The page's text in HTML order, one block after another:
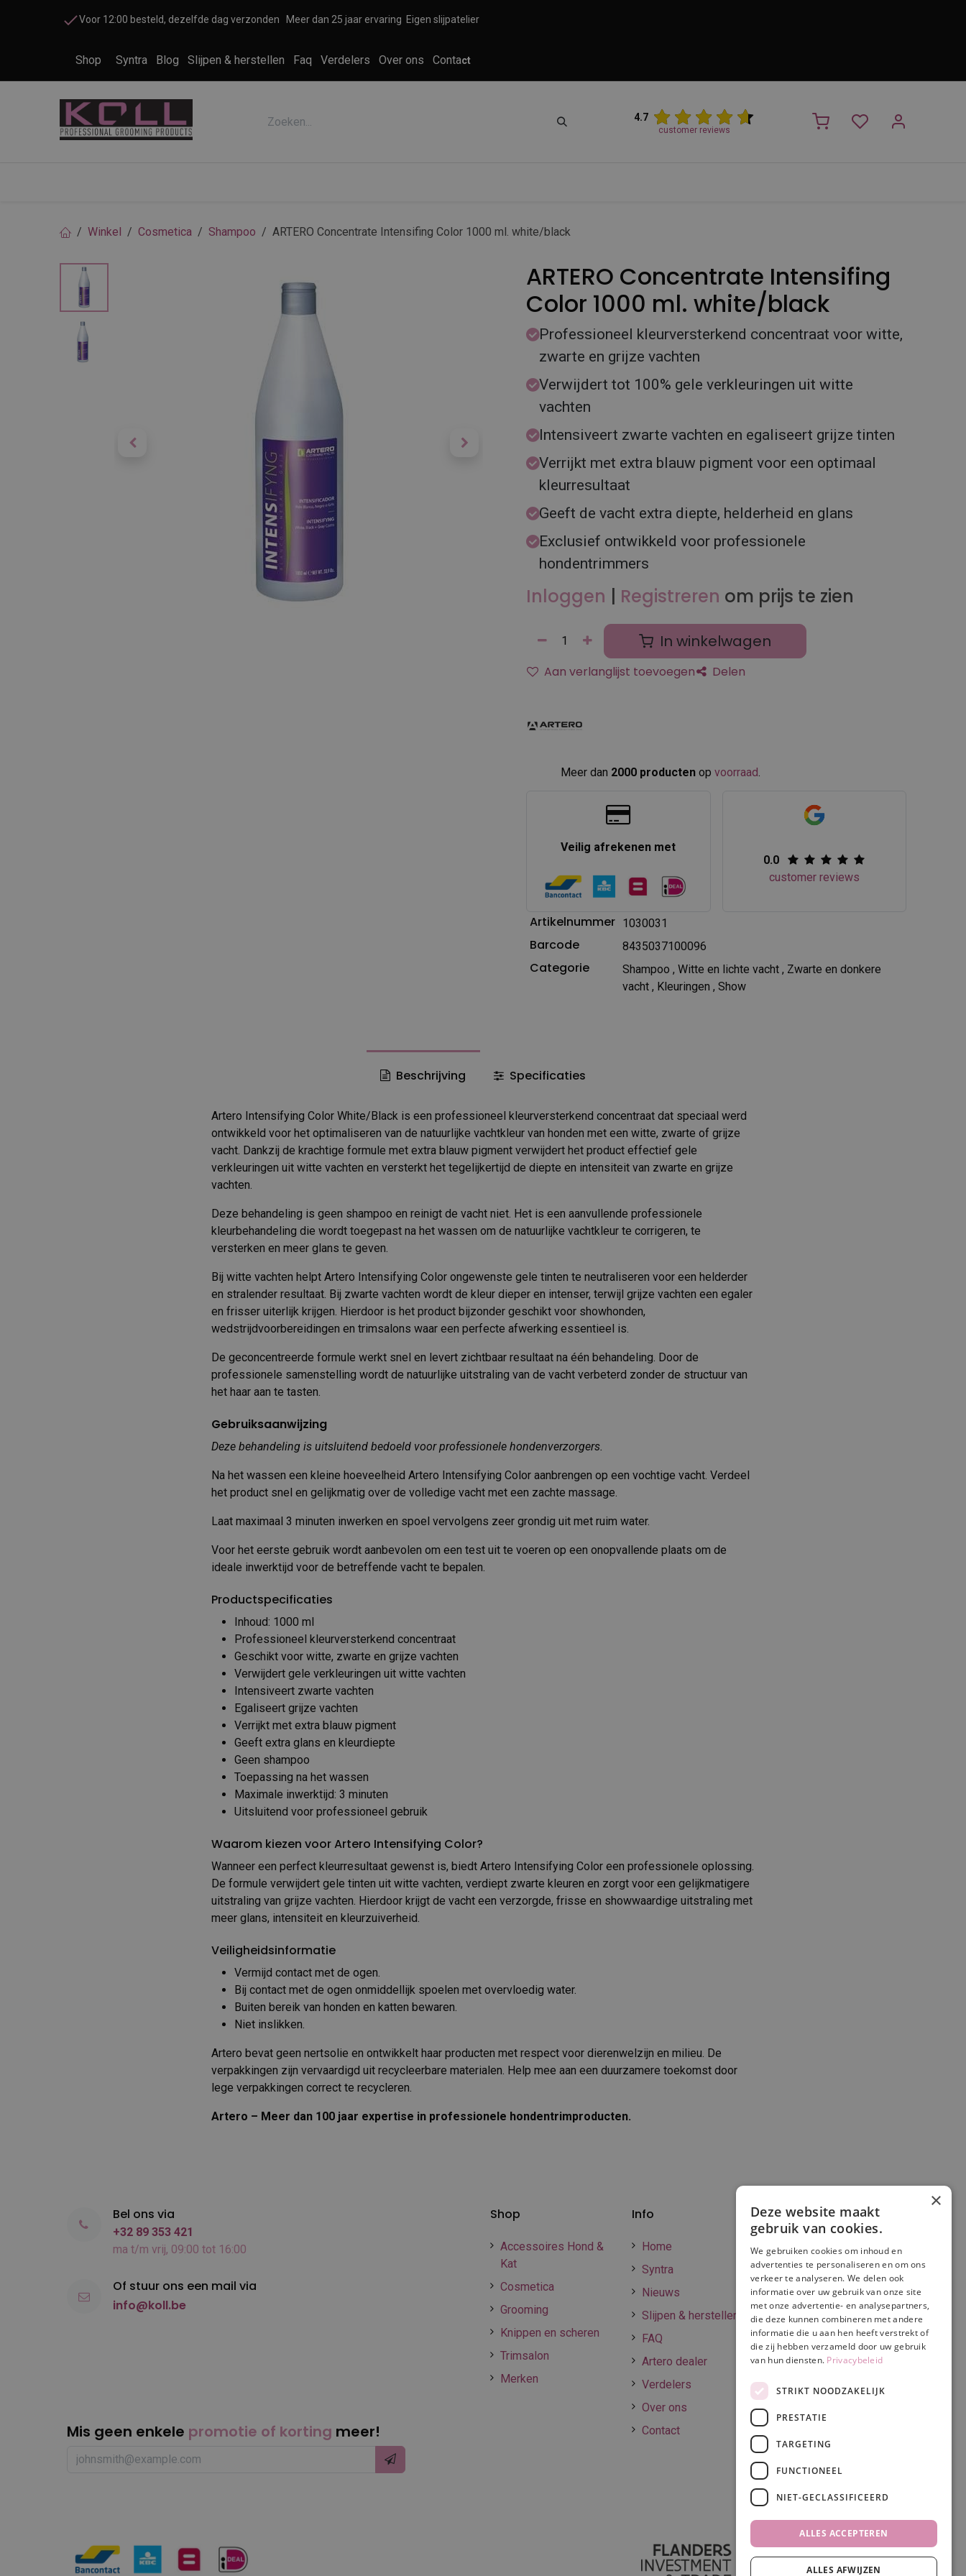
Voor 12:00 besteld, dezelfde dag verzonden Meer dan 25 jaar ervaring Eigen slijpatelier
Shop Syntra Blog Slijpen & herstellen Faq Verdelers Over ons Contact
4.7
customer reviews
Winkel Cosmetica Shampoo ARTERO Concentrate Intensifing Color 1000 ml. white/black
ARTERO Concentrate Intensifing
Color 1000 ml. white/black
Professioneel kleurversterkend concentraat voor witte,
zwarte en grijze vachten
Verwijdert tot 100% gele verkleuringen uit witte
vachten
Intensiveert zwarte vachten en egaliseert grijze tinten
Verrijkt met extra blauw pigment voor een optimaal
kleurresultaat
Geeft de vacht extra diepte, helderheid en glans
Exclusief ontwikkeld voor professionele
hondentrimmers
Inloggen | Registreren om prijs te zien
In winkelwagen
Aan verlanglijst toevoegen Delen
Meer dan 2000 producten op voorraad
Veilig afrekenen met
0.0
customer reviews
Artikelnummer 1030031
Barcode 8435037100096
Categorie Shampoo , Witte en lichte vacht, Zwarte en donkere
vacht, Kleuringen , Show
Beschrijving Specificaties
Artero Intensifying Color White/Black is een professioneel kleurversterkend concentraat dat speciaal werd
ontwikkeld voor het optimaliseren van de natuurlijke vachtkleur van honden met een witte, zwarte of grijze
vacht. Dankzij de krachtige formule met extra blauw pigment verwijdert het product effectief gele
verkleuringen uit witte vachten en versterkt het tegelijkertijd de diepte en intensiteit van zwarte en grijze
vachten.
Deze behandeling is geen shampoo en reinigt de vacht niet. Het is een aanvullende professionele
kleurbehandeling die wordt toegepast na het wassen om de natuurlijke vachtkleur te corrigeren, te
versterken en meer glans te geven.
Bij witte vachten helpt Artero Intensifying Color ongewenste gele tinten te neutraliseren voor een helderder
en stralender resultaat. Bij zwarte vachten wordt de kleur dieper en intenser, terwijl grijze vachten een egaler
en frisser uiterlijk krijgen. Hierdoor is het product bijzonder geschikt voor showhonden,
wedstrijdvoorbereidingen en trimsalons waar een perfecte afwerking essentieel is.
De geconcentreerde formule werkt snel en levert zichtbaar resultaat na één behandeling. Door de
professionele samenstelling wordt de natuurlijke uitstraling van de vacht verbeterd zonder de structuur van
het haar aan te tasten.
Gebruiksaanwijzing
Deze behandeling is uitsluitend bedoeld voor professionele hondenverzorgers.
Na het wassen een kleine hoeveelheid Artero Intensifying Color aanbrengen op een vochtige vacht. Verdeel
het product snel en gelijkmatig over de volledige vacht met een zachte massage.
Laat maximaal 3 minuten inwerken en spoel vervolgens zeer grondig uit met ruim water.
Voor het eerste gebruik wordt aanbevolen om een test uit te voeren op een onopvallende plaats om de
ideale inwerktijd voor de betreffende vacht te bepalen.
Productspecificaties
Inhoud: 1000 ml
Professioneel kleurversterkend concentraat
Geschikt voor witte, zwarte en grijze vachten
Verwijdert gele verkleuringen uit witte vachten
Intensiveert zwarte vachten
Egaliseert grijze vachten
Verrijkt met extra blauw pigment
Geeft extra glans en kleurdiepte
Geen shampoo
Toepassing na het wassen
Maximale inwerktijd: 3 minuten
Uitsluitend voor professioneel gebruik
Waarom kiezen voor Artero Intensifying Color?
Wanneer een perfect kleurresultaat gewenst is, biedt Artero Intensifying Color een professionele oplossing.
De formule verwijdert gele tinten uit witte vachten, verdiept zwarte kleuren en zorgt voor een gelijkmatigere
uitstraling van grijze vachten. Hierdoor krijgt de vacht een verzorgde, frisse en showwaardige uitstraling met
meer glans, intensiteit en kleurzuiverheid.
Veiligheidsinformatie
Vermijd contact met de ogen.
Bij contact met de ogen onmiddellijk spoelen met overvloedig water.
Buiten bereik van honden en katten bewaren.
Niet inslikken.
Artero bevat geen nertsolie en ontwikkelt haar producten met respect voor dierenwelzijn en milieu. De
verpakkingen zijn vervaardigd uit recycleerbare materialen. Help mee aan een duurzamere toekomst door
lege verpakkingen correct te recycleren.
Artero – Meer dan 100 jaar expertise in professionele hondentrimproducten.
Info
Home
Syntra
Nieuws
Slijpen & herstellen
FAQ
Artero dealer
Verdelers
Over ons
Contact
Shop
Accessoires Hond &
Kat
Cosmetica
Grooming
Knippen en scheren
Trimsalon
Merken
Verzenden en
betalen
Online betalen
Retourneren
Algemene
voorwaarden
Privacy & Cookie
policy
Disclaimer
Mis geen enkele promotie of korting meer!
Bel ons via
+32 89 353 421
ma t/m vrij, 09:00 tot 16:00
Of stuur ons een mail via
info@koll.be
×
Deze website maakt
gebruik van cookies.
We gebruiken cookies om inhoud en
advertenties te personaliseren en om ons
verkeer te analyseren. We delen ook
informatie over uw gebruik van onze site
met onze advertentie- en analysepartners,
die deze kunnen combineren met andere
informatie die u aan hen heeft verstrekt of
die zij hebben verzameld door uw gebruik
van hun diensten. Privacybeleid
STRIKT NOODZAKELIJK
PRESTATIE
TARGETING
FUNCTIONEEL
NIET-GECLASSIFICEERD
ALLES ACCEPTEREN
ALLES AFWIJZEN